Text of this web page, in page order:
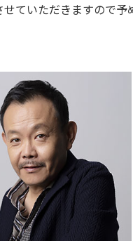
ていただきますので予